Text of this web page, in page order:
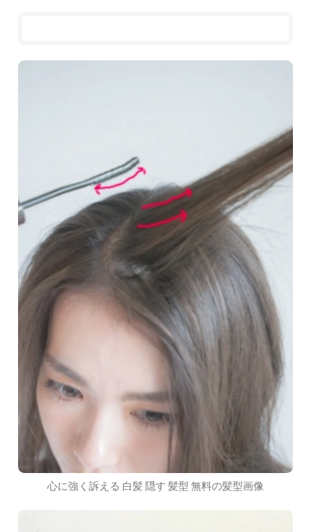
心に強く訴える 白髪 隠す 髪型 無料の髪型画像